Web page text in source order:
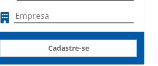
Cadastre-se